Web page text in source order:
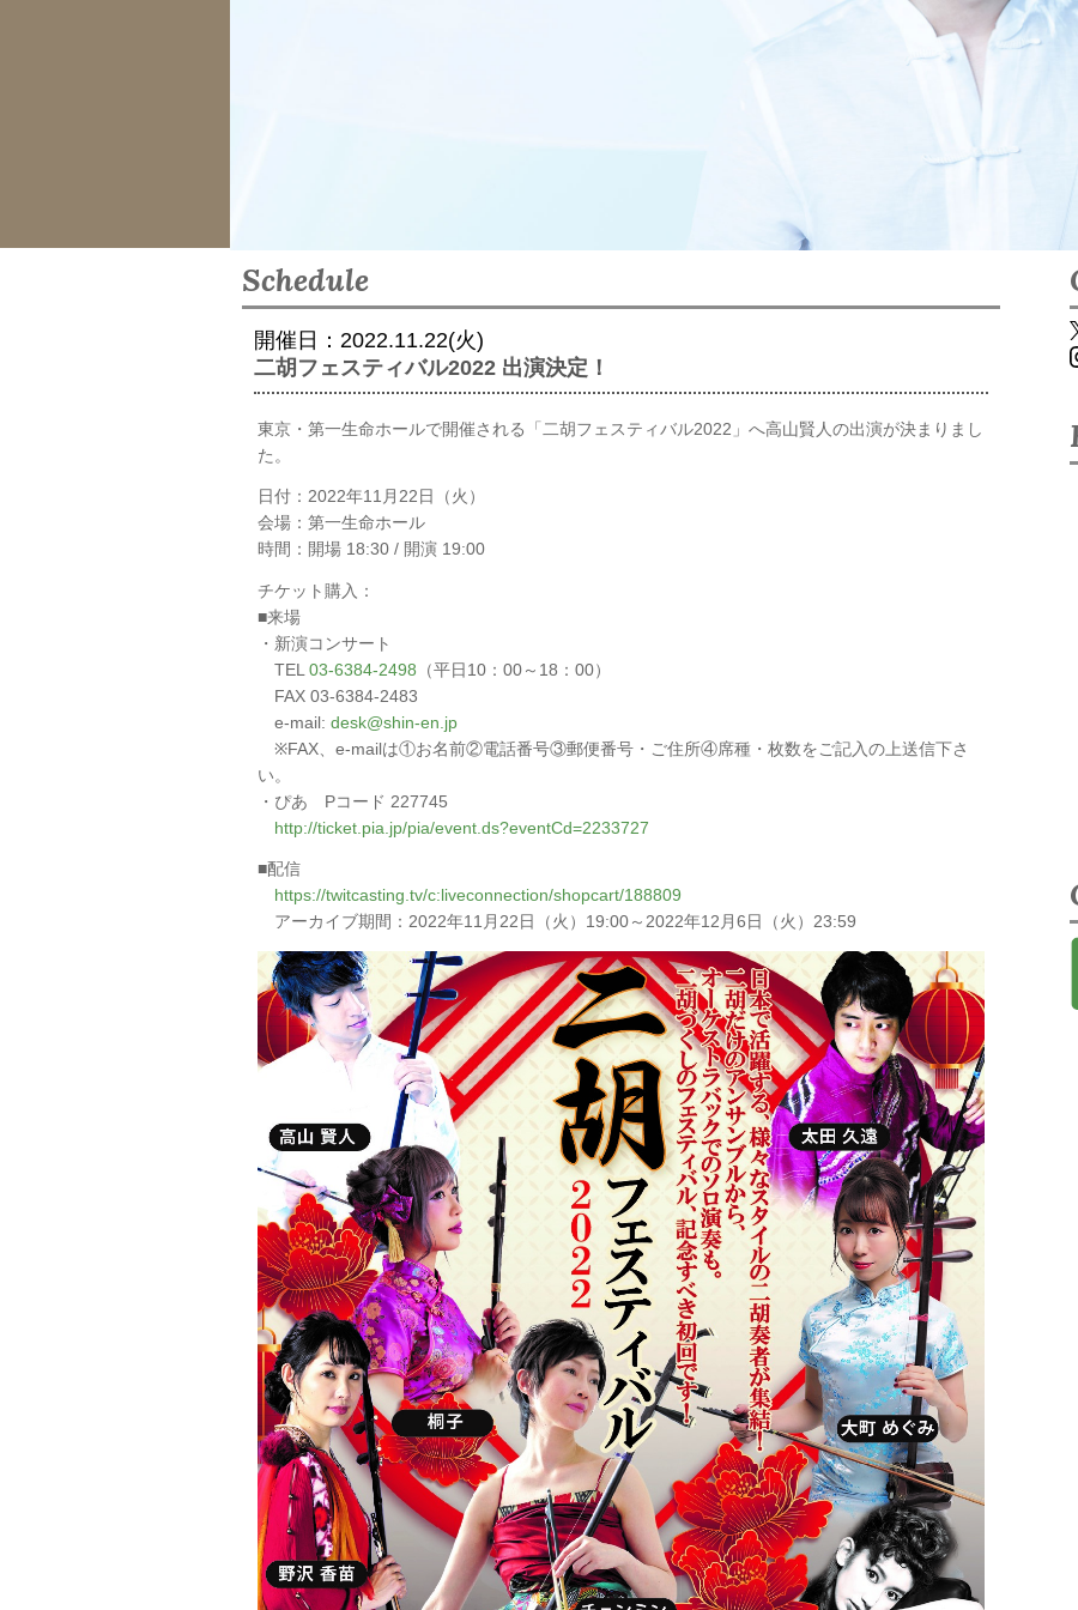
Schedule
開催日：2022.11.22(火)
二胡フェスティバル2022 出演決定！
東京・第一生命ホールで開催される「二胡フェスティバル2022」へ高山賢人の出演が決まりまし
た。
日付：2022年11月22日（火）
会場：第一生命ホール
時間：開場 18:30 / 開演 19:00
チケット購入：
■来場
・新演コンサート
TEL 03-6384-2498 （平日10：00～18：00）
FAX 03-6384-2483
e-mail: desk@shin-en.jp
※FAX、e-mailは①お名前②電話番号③郵便番号・ご住所④席種・枚数をご記入の上送信下さ
い。
・ぴあ Pコード 227745
http://ticket.pia.jp/pia/event.ds?eventCd=2233727
■配信
https://twitcasting.tv/c:liveconnection/shopcart/188809
アーカイブ期間：2022年11月22日（火）19:00～2022年12月6日（火）23:59